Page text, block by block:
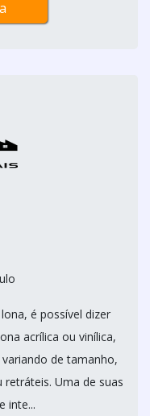
é possível dizer
acrílica ou vinílica,
de tamanho,
Uma de suas
inte...